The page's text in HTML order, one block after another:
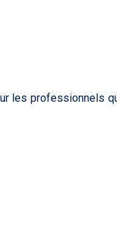
les professionnels